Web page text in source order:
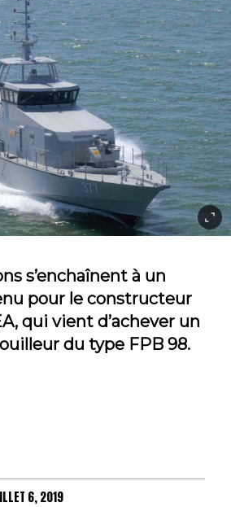
s’enchaînent à un
pour le constructeur
qui vient d’achever un
du type FPB 98.
6, 2019